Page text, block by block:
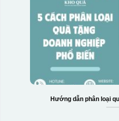
Hướng dẫn phân loại